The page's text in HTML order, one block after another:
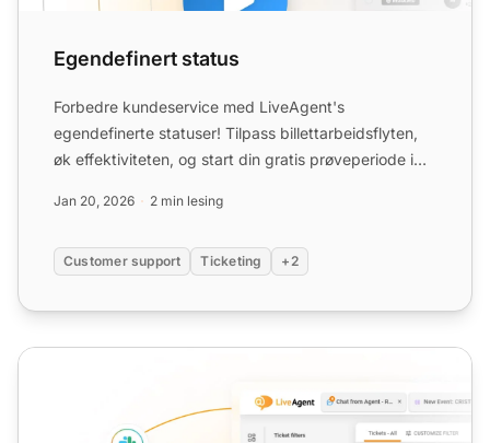
Egendefinert status
Forbedre kundeservice med LiveAgent's
egendefinerte statuser! Tilpass billettarbeidsflyten,
øk effektiviteten, og start din gratis prøveperiode i
Jan 20, 2026 2 min lesing
Customer support Ticketing +2
Støtteticket